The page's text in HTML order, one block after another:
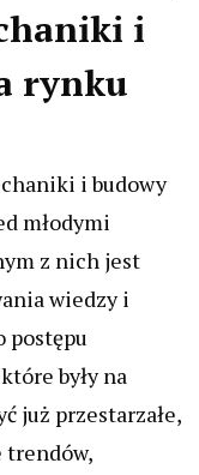
i
rynku
i budowy
młodymi
z nich jest
wiedzy i
postępu
były na
już przestarzałe,
trendów,